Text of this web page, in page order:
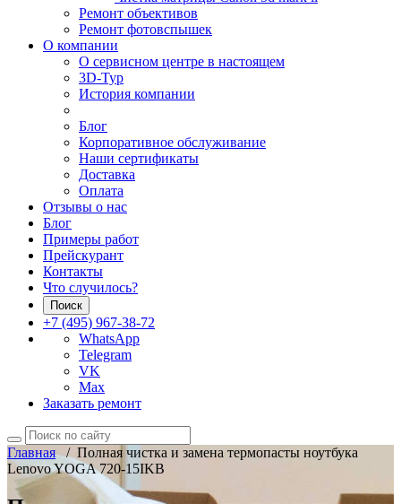
Ремонт объективов
Ремонт фотовспышек
О компании
О сервисном центре в настоящем
3D-Тур
История компании
Блог
Корпоративное обслуживание
Наши сертификаты
Доставка
Оплата
Отзывы о нас
Блог
Примеры работ
Прейскурант
Контакты
Что случилось?
Поиск
+7 (495) 967-38-72
WhatsApp
Telegram
VK
Max
Заказать ремонт
Главная/ Полная чистка и замена термопасты ноутбука
Lenovo YOGA 720-15IKB